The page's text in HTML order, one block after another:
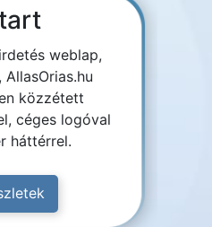
weblap,
AllasOrias.hu
közzétett
céges logóval
háttérrel.